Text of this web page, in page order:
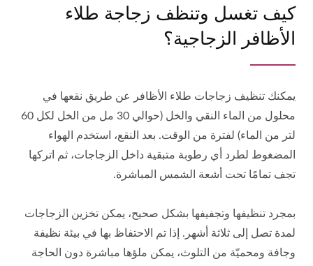
كيف تغسل وتنظف زجاجة طلاء
الأظافر الزجاجية؟
يمكنك تنظيف زجاجات طلاء الأظافر عن طريق نقعها في
محلول من الماء النقي والخل (حوالي 30 مل من الخل لكل 60
لتر من الماء) لفترة من الوقت. بعد النقع، استخدم الهواء
المضغوط لطرد أي رطوبة متبقية داخل الزجاجات، ثم اتركها
تجف تمامًا تحت أشعة الشمس المباشرة.
بمجرد تنظيفها وتجفيفها بشكل صحيح، يمكن تخزين الزجاجات
لمدة تصل إلى ثلاثة أشهر. إذا تم الاحتفاظ بها في بيئة نظيفة
وجافة ومحميّة من التلوث، يمكن ملؤها مباشرة دون الحاجة